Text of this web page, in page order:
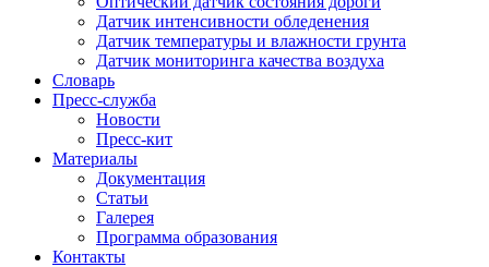
Датчик интенсивности обледенения
Датчик температуры и влажности грунта
Датчик мониторинга качества воздуха
Словарь
Пресс-служба
Новости
Пресс-кит
Материалы
Документация
Статьи
Галерея
Программа образования
Контакты